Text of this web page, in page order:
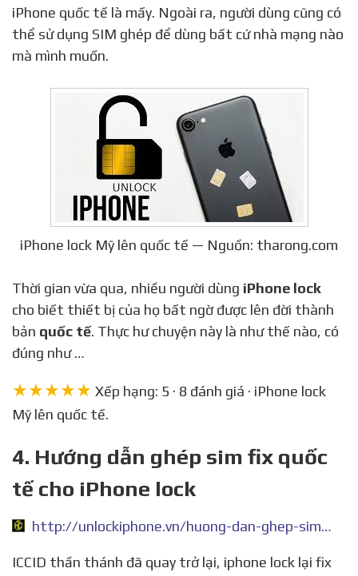
iPhone quốc tế là mấy. Ngoài ra, người dùng cũng có
thể sử dụng SIM ghép để dùng bất cứ nhà mạng nào
mà mình muốn.
iPhone lock Mỹ lên quốc tế — Nguồn: tharong.com
Thời gian vừa qua, nhiều người dùng iPhone lock
cho biết thiết bị của họ bất ngờ được lên đời thành
bản quốc tế. Thực hư chuyện này là như thế nào, có
đúng như …
★★★★★ Xếp hạng: 5 · 8 đánh giá · iPhone lock
Mỹ lên quốc tế.
4. Hướng dẫn ghép sim fix quốc
tế cho iPhone lock
http://unlockiphone.vn/huong-dan-ghep-sim-fix-quoc-te-cho-iphone-lock-phuong-phap-moi-nhat-bid51.html
ICCID thần thánh đã quay trở lại, iphone lock lại fix